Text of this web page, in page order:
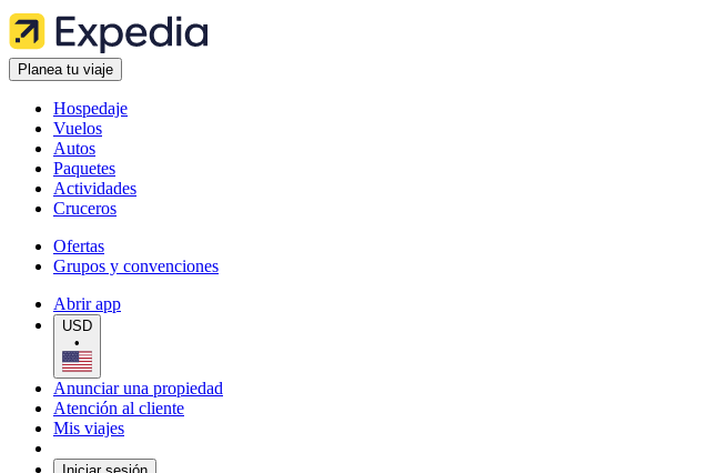
Planea tu viaje
Hospedaje
Vuelos
Autos
Paquetes
Actividades
Cruceros
Ofertas
Grupos y convenciones
Abrir app
USD
•
Anunciar una propiedad
Atención al cliente
Mis viajes